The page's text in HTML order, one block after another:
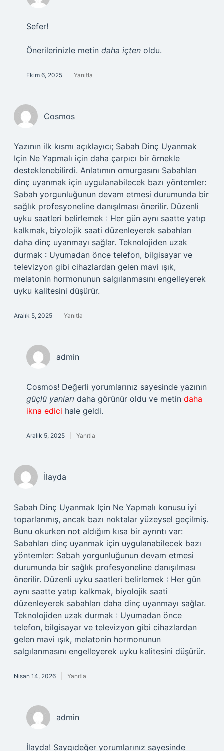
Sefer!
Önerilerinizle metin daha içten oldu.
Ekim 6, 2025 Yanıtla
Cosmos
Yazının ilk kısmı açıklayıcı; Sabah Dinç Uyanmak
Için Ne Yapmalı için daha çarpıcı bir örnekle
desteklenebilirdi. Anlatımın omurgasını Sabahları
dinç uyanmak için uygulanabilecek bazı yöntemler:
Sabah yorgunluğunun devam etmesi durumunda bir
sağlık profesyoneline danışılması önerilir. Düzenli
uyku saatleri belirlemek : Her gün aynı saatte yatıp
kalkmak, biyolojik saati düzenleyerek sabahları
daha dinç uyanmayı sağlar. Teknolojiden uzak
durmak : Uyumadan önce telefon, bilgisayar ve
televizyon gibi cihazlardan gelen mavi ışık,
melatonin hormonunun salgılanmasını engelleyerek
uyku kalitesini düşürür.
Aralık 5, 2025 Yanıtla
admin
Cosmos! Değerli yorumlarınız sayesinde yazının
güçlü yanları daha görünür oldu ve metin daha
ikna edici hale geldi.
Aralık 5, 2025 Yanıtla
İlayda
Sabah Dinç Uyanmak Için Ne Yapmalı konusu iyi
toparlanmış, ancak bazı noktalar yüzeysel geçilmiş.
Bunu okurken not aldığım kısa bir ayrıntı var:
Sabahları dinç uyanmak için uygulanabilecek bazı
yöntemler: Sabah yorgunluğunun devam etmesi
durumunda bir sağlık profesyoneline danışılması
önerilir. Düzenli uyku saatleri belirlemek : Her gün
aynı saatte yatıp kalkmak, biyolojik saati
düzenleyerek sabahları daha dinç uyanmayı sağlar.
Teknolojiden uzak durmak : Uyumadan önce
telefon, bilgisayar ve televizyon gibi cihazlardan
gelen mavi ışık, melatonin hormonunun
salgılanmasını engelleyerek uyku kalitesini düşürür.
Nisan 14, 2026 Yanıtla
admin
İlayda! Saygıdeğer yorumlarınız sayesinde